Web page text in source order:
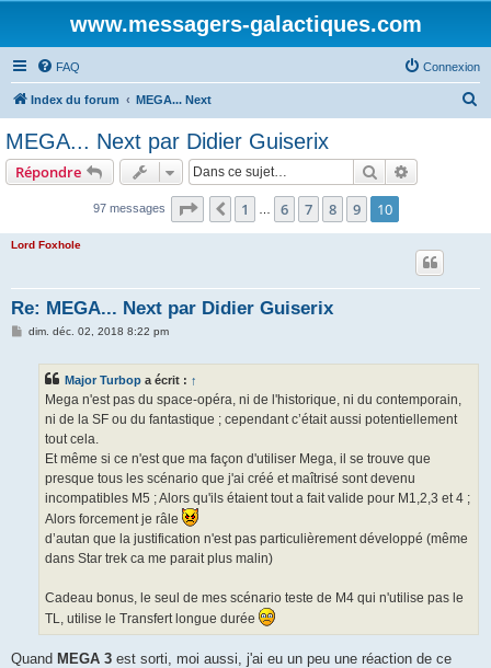
www.messagers-galactiques.com
FAQ Connexion
Index du forum MEGA... Next
MEGA... Next par Didier Guiserix
Répondre Rechercher
97 messages Page 10 sur 10
Précédente
1 6 7 8 9 10
Lord Foxhole
Re: MEGA... Next par Didier Guiserix
Mdim. déc. 02, 2018 8:22 pm
Major Turbop a écrit : ↑
Mega n'est pas du space-opéra, ni de l'historique, ni du contemporain,
ni de la SF ou du fantastique ; cependant c’était aussi potentiellement
tout cela.
Et même si ce n'est que ma façon d'utiliser Mega, il se trouve que
presque tous les scénario que j'ai créé et maîtrisé sont devenu
incompatibles M5 ; Alors qu'ils étaient tout a fait valide pour M1,2,3 et 4 ;
Alors forcement je râle
d’autan que la justification n'est pas particulièrement développé (même
dans Star trek ca me parait plus malin)
Cadeau bonus, le seul de mes scénario teste de M4 qui n'utilise pas le
TL, utilise le Transfert longue durée
Quand MEGA 3 est sorti, moi aussi, j'ai eu un peu une réaction de ce